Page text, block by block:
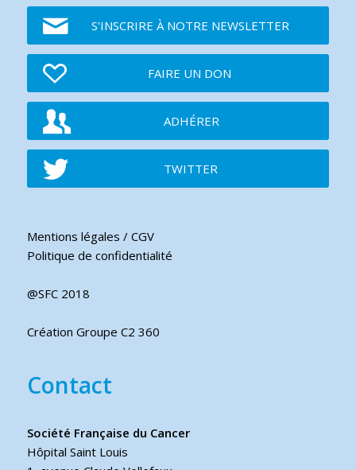
S'INSCRIRE À NOTRE NEWSLETTER
FAIRE UN DON
ADHÉRER
TWITTER
Mentions légales / CGV
Politique de confidentialité
@SFC 2018
Création Groupe C2 360
Contact
Société Française du Cancer
Hôpital Saint Louis